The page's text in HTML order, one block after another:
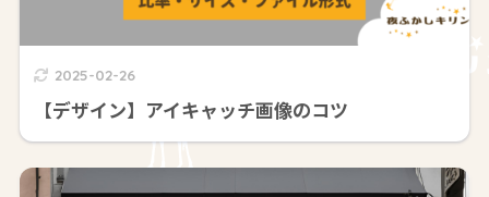
2025-02-26
【デザイン】アイキャッチ画像のコツ